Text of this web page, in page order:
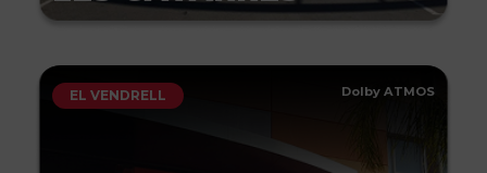
EL VENDRELL Dolby ATMOS